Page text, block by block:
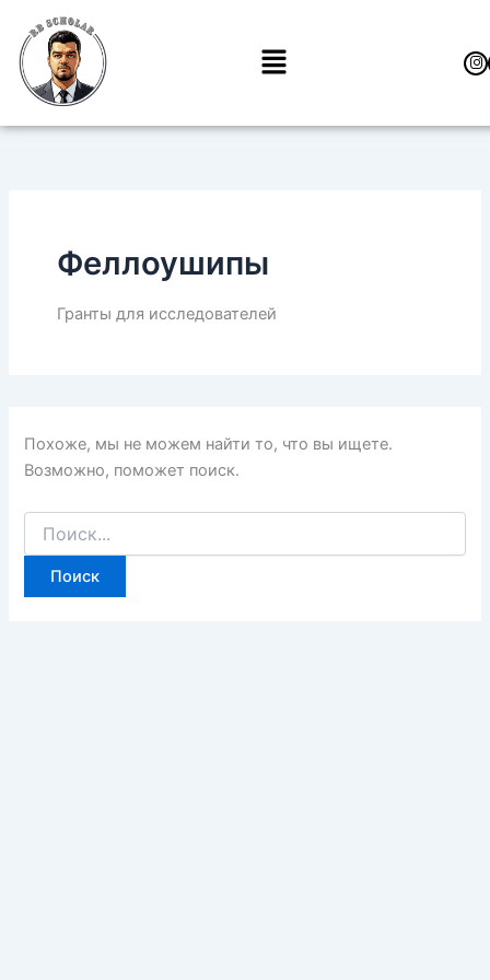
Перейти
содержимому
Меню
Феллоушипы
Гранты для исследователей
Похоже, мы не можем найти то, что вы ищете.
Возможно, поможет поиск.